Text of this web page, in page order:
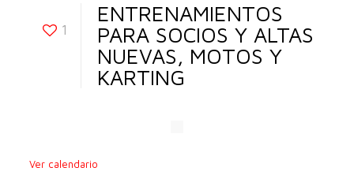
1
ENTRENAMIENTOS
PARA SOCIOS Y ALTAS
NUEVAS, MOTOS Y
KARTING
Ver calendario